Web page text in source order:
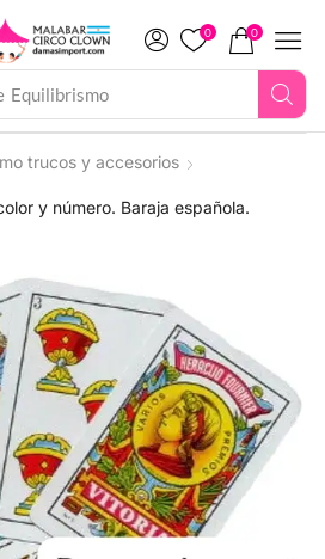
Equilibrismo
0 0
trucos y accesorios
y número. Baraja española.